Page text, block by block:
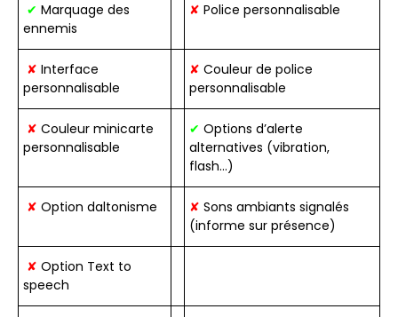
✔ Marquage des
ennemis
✘ Police personnalisable
✘ Interface
personnalisable
✘ Couleur de police
personnalisable
✘ Couleur minicarte
personnalisable
✔ Options d’alerte
alternatives (vibration,
flash…)
✘ Option daltonisme ✘ Sons ambiants signalés
(informe sur présence)
✘ Option Text to
speech